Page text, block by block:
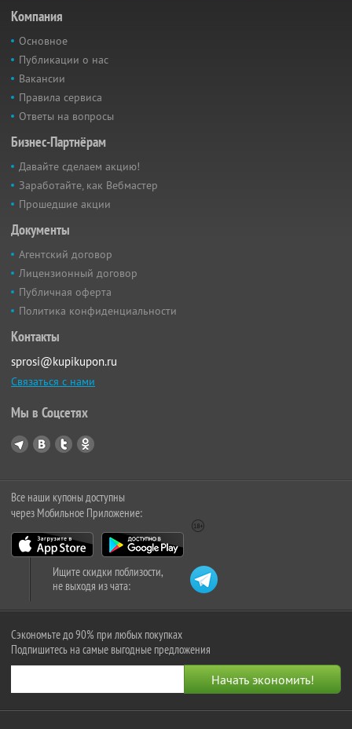
Компания
Основное
Публикации о нас
Вакансии
Правила сервиса
Ответы на вопросы
Бизнес-Партнёрам
Давайте сделаем акцию!
Заработайте, как Вебмастер
Прошедшие акции
Документы
Агентский договор
Лицензионный договор
Публичная оферта
Политика конфиденциальности
Контакты
sprosi@kupikupon.ru
Связаться с нами
Мы в Соцсетях
Все наши купоны доступны
через Мобильное Приложение:
Ищите скидки поблизости,
не выходя из чата:
Сэкономьте до 90% при любых покупках
Подпишитесь на самые выгодные предложения